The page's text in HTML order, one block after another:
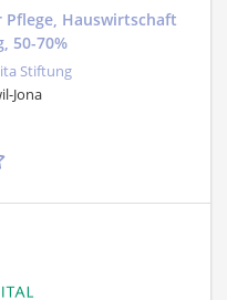
Pflege, Hauswirtschaft
50-70%
Stiftung
Jona